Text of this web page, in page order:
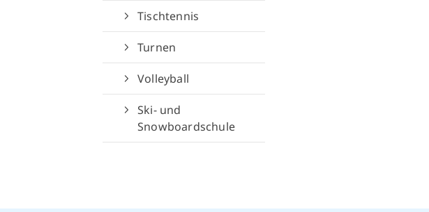
Tischtennis
Turnen
Volleyball
Ski- und
Snowboardschule